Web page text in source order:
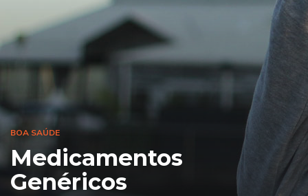
BOA SAÚDE
Medicamentos
Genéricos